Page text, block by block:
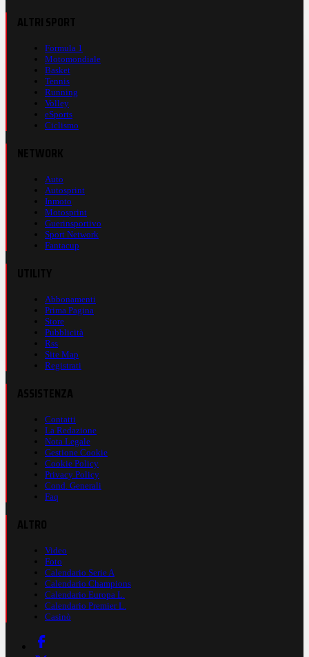
Formula 1
Motomondiale
Basket
Tennis
Running
Volley
eSports
Ciclismo
Auto
Autosprint
Inmoto
Motosprint
Guerinsportivo
Sport Network
Fantacup
Abbonamenti
Prima Pagina
Store
Pubblicità
Rss
Site Map
Registrati
Contatti
La Redazione
Nota Legale
Gestione Cookie
Cookie Policy
Privacy Policy
Cond. Generali
Faq
Video
Foto
Calendario Serie A
Calendario Champions
Calendario Europa L.
Calendario Premier L.
Casinò